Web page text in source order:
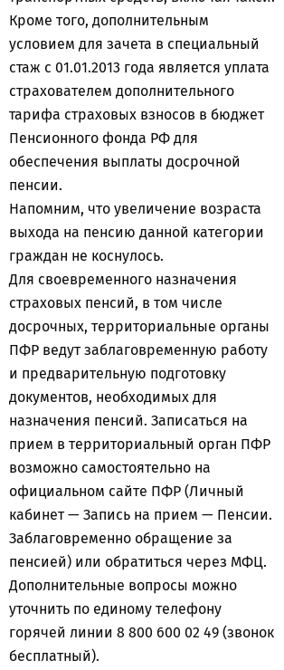
Кроме того, дополнительным
условием для зачета в специальный
стаж с 01.01.2013 года является уплата
страхователем дополнительного
тарифа страховых взносов в бюджет
Пенсионного фонда РФ для
обеспечения выплаты досрочной
пенсии.
Напомним, что увеличение возраста
выхода на пенсию данной категории
граждан не коснулось.
Для своевременного назначения
страховых пенсий, в том числе
досрочных, территориальные органы
ПФР ведут заблаговременную работу
и предварительную подготовку
документов, необходимых для
назначения пенсий. Записаться на
прием в территориальный орган ПФР
возможно самостоятельно на
официальном сайте ПФР (Личный
кабинет — Запись на прием — Пенсии.
Заблаговременно обращение за
пенсией) или обратиться через МФЦ.
Дополнительные вопросы можно
уточнить по единому телефону
горячей линии 8 800 600 02 49 (звонок
бесплатный).